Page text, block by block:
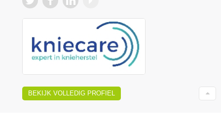
BEKIJK VOLLEDIG PROFIEL